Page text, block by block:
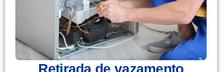
Retirada de vazamento